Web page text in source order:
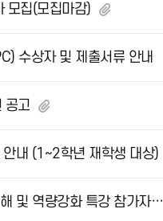
모집(모집마감)
수상자 및 제출서류 안내
공고
내 (1~2학년 재학생 대상)
(모집공고)맞춤형 SW/AI창업 프로젝트 1단계_자기이해 및 역량강화 특강 참가자 모집(~10월 24일.(금) 10시까지)